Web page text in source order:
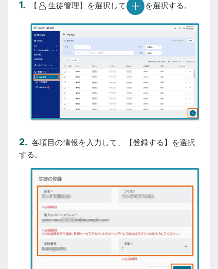
【 生徒管理】を選択して を選択する。
各項目の情報を入力して、【登録する】を選択
する。